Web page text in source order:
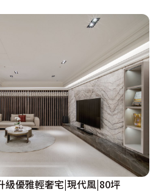
級優雅輕奢宅|現代風|80坪